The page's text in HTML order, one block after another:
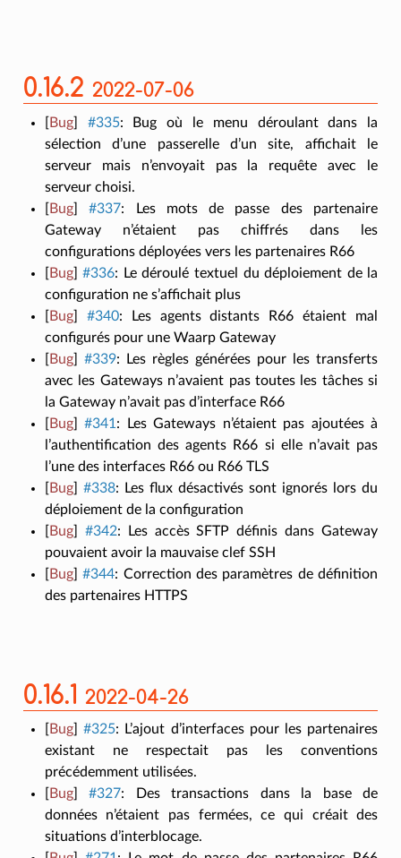
0.16.2 2022-07-06
Bug] #335: Bug où le menu déroulant dans la
sélection d’une passerelle d’un site, affichait le
serveur mais n’envoyait pas la requête avec le
serveur choisi.
Bug] #337: Les mots de passe des partenaire
Gateway n’étaient pas chiffrés dans les
configurations déployées vers les partenaires R66
Bug] #336: Le déroulé textuel du déploiement de la
configuration ne s’affichait plus
Bug] #340: Les agents distants R66 étaient mal
configurés pour une Waarp Gateway
Bug] #339: Les règles générées pour les transferts
avec les Gateways n’avaient pas toutes les tâches si
la Gateway n’avait pas d’interface R66
Bug] #341 : Les Gateways n’étaient pas ajoutées à
l’authentification des agents R66 si elle n’avait pas
l’une des interfaces R66 ou R66 TLS
Bug] #338: Les flux désactivés sont ignorés lors du
déploiement de la configuration
Bug] #342: Les accès SFTP définis dans Gateway
pouvaient avoir la mauvaise clef SSH
Bug] #344: Correction des paramètres de définition
des partenaires HTTPS
0.16.1 2022-04-26
Bug] #325: L’ajout d’interfaces pour les partenaires
existant ne respectait pas les conventions
précédemment utilisées.
Bug] #327: Des transactions dans la base de
données n’étaient pas fermées, ce qui créait des
situations d’interblocage.